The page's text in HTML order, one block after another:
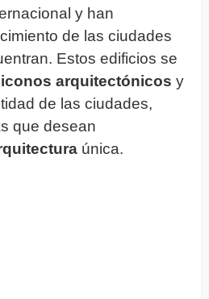
y han
de las ciudades
Estos edificios se
iconos arquitectónicos y
de las ciudades,
que desean
única.